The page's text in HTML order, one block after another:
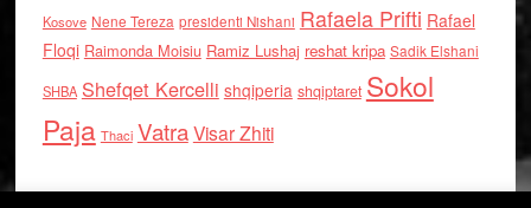
Kosove Nene Tereza presidenti Nishani Rafaela Prifti Rafael
Floqi Raimonda Moisiu Ramiz Lushaj reshat kripa Sadik Elshani
SHBA Shefqet Kercelli shqiperia shqiptaret Sokol
Paja Thaci VatraVisar Zhiti